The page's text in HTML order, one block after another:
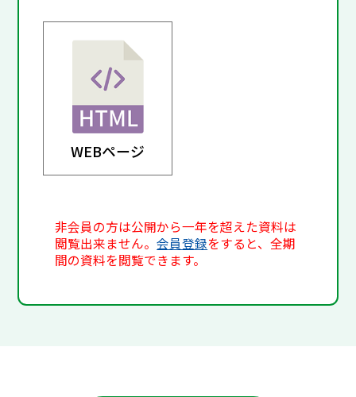
WEBページ
非会員の方は公開から一年を超えた資料は
閲覧出来ません。会員登録をすると、全期
間の資料を閲覧できます。